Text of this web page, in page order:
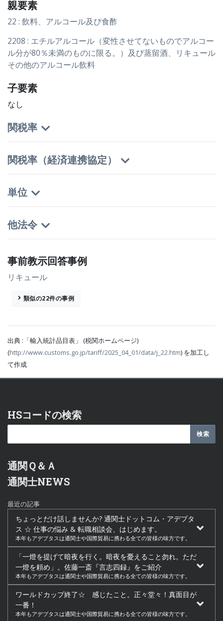
親要素
22 : 飲料、アルコール及び食酢
2208 : エチルアルコール（変性させてないものでアルコー
ル分が80％未満のものに限る。）及び蒸留酒、リキュール
その他のアルコール飲料
子要素
なし
関税率
関税率（経済連携協定）
単位
他法令
事前教示回答事例
リキュール
類似の22件の事例
出典 :「輸入統計品目表」 (税関ホームページ)
(http://www.customs.go.jp/tariff/2025_04_01/data/j_22.htm) を加工し
て作成
HSコードの検索
通関Ｑ＆Ａ
通関士NEWS
最近の記事
ちょっとだけ話しませんか? 通関士ドットコム・アデプタ
ス ☆ 仕事の悩み & 転職相談会、はじめます。
本年もアデプタスは通関士や国際貿易に携わる全ての皆様の味方です。
「一燈を提げて暗夜を行く。暗夜を憂えること勿れ。ただ
一燈を頼め」。佐藤一斎『言志四録』をご紹介
本年もアデプタスは通関士や国際貿易に携わる全ての皆様の味方です。
ワールドカップ終了☆ 感じたこと。正々堂々！真面目が
一番！
本年もアデプタスは通関士や国際貿易に携わる全ての皆様の味方です。